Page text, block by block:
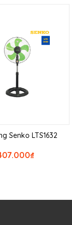
Senko LTS1632
₫